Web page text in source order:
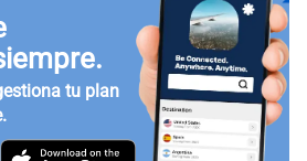
tu plan